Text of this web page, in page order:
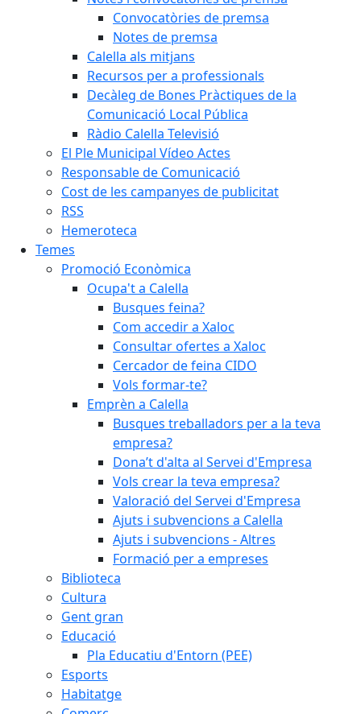
Convocatòries de premsa
Notes de premsa
Calella als mitjans
Recursos per a professionals
Decàleg de Bones Pràctiques de la
Comunicació Local Pública
Ràdio Calella Televisió
El Ple Municipal Vídeo Actes
Responsable de Comunicació
Cost de les campanyes de publicitat
RSS
Hemeroteca
Temes
Promoció Econòmica
Ocupa't a Calella
Busques feina?
Com accedir a Xaloc
Consultar ofertes a Xaloc
Cercador de feina CIDO
Vols formar-te?
Emprèn a Calella
Busques treballadors per a la teva
empresa?
Dona’t d'alta al Servei d'Empresa
Vols crear la teva empresa?
Valoració del Servei d'Empresa
Ajuts i subvencions a Calella
Ajuts i subvencions - Altres
Formació per a empreses
Biblioteca
Cultura
Gent gran
Educació
Pla Educatiu d'Entorn (PEE)
Esports
Habitatge